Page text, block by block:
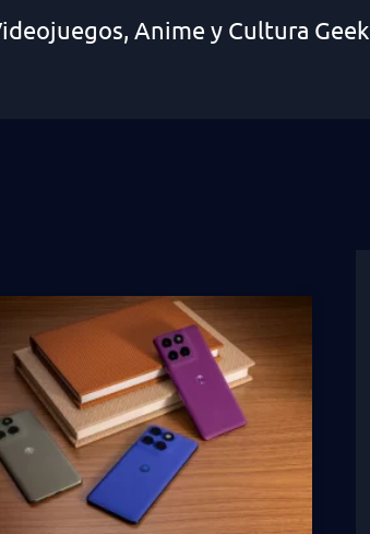
Anime y Cultura Geek